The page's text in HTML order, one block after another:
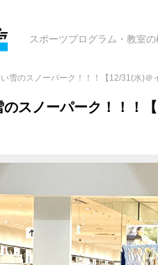
スポーツプログラム・教室
雪のスノーパーク！！！【12/31(水)＠
スノーパーク！！！